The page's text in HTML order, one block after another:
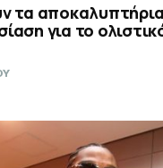
τα
για το